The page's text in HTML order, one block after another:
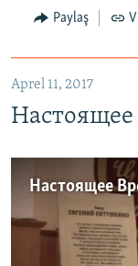
Paylaş
Aprel 11, 2017
Настоящее
Настоящее
No